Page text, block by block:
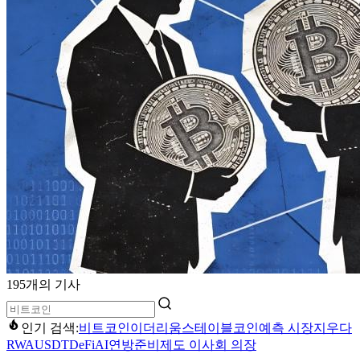
195개의 기사
인기 검색:비트코인이더리움스테이블코인예측 시장지우다
RWAUSDTDeFiAI연방준비제도 이사회 의장